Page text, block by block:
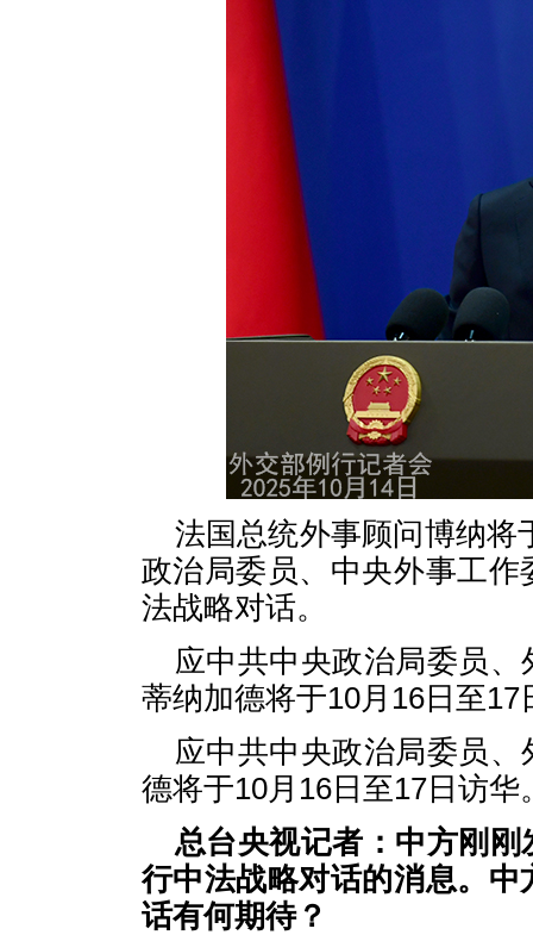
法国总统外事顾问博纳将
政治局委员、中央外事工
法战略对话。
应中共中央政治局委员
蒂纳加德将于10月16日至
应中共中央政治局委员
德将于10月16日至17日访华
总台央视记者：中方刚
行中法战略对话的消息。
话有何期待？